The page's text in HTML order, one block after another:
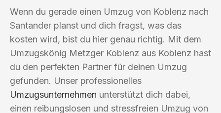
Wenn du gerade einen Umzug von Koblenz nach
Santander planst und dich fragst, was das
kosten wird, bist du hier genau richtig. Mit dem
Umzugskönig Metzger Koblenz aus Koblenz hast
du den perfekten Partner für deinen Umzug
gefunden. Unser professionelles
Umzugsunternehmen unterstützt dich dabei,
einen reibungslosen und stressfreien Umzug von